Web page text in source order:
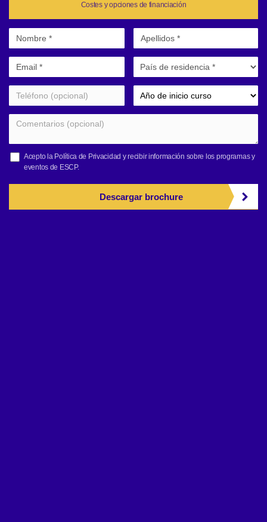
Costes y opciones de financiación
Acepto la Política de Privacidad y recibir información sobre los programas y
eventos de ESCP.
Descargar brochure